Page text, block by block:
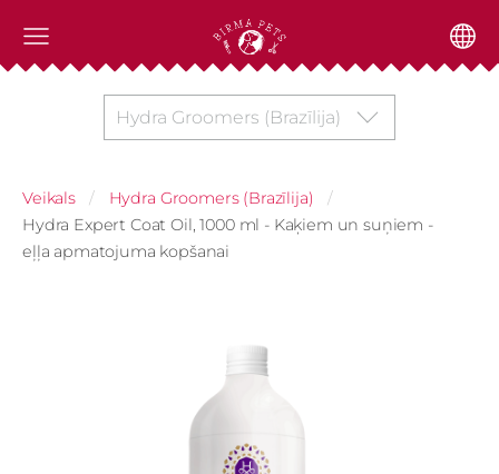
Hydra Groomers (Brazīlija)
Veikals
Hydra Groomers (Brazīlija)
Hydra Expert Coat Oil, 1000 ml - Kaķiem un suņiem -
eļļa apmatojuma kopšanai